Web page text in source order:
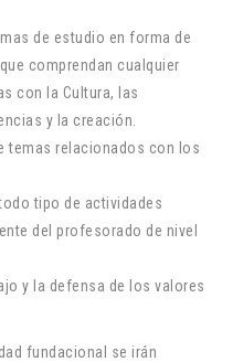
de estudio en forma de
comprendan cualquier
con la Cultura, las
y la creación.
temas relacionados con los
tipo de actividades
del profesorado de nivel
y la defensa de los valores
fundacional se irán